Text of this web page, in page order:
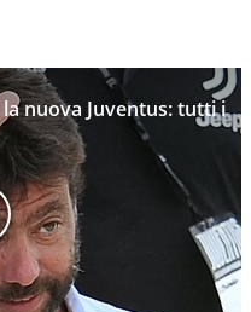
nuova Juventus: tutti i